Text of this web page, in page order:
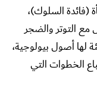
(فائدة السلوك)،
مع التوتر والضجر
لها أصول بيولوجية،
الخطوات التي